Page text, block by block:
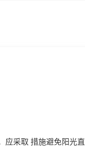
应采取 措施避免阳光直